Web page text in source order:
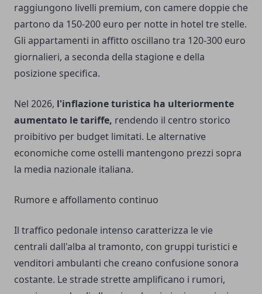
raggiungono livelli premium, con camere doppie che
partono da 150-200 euro per notte in hotel tre stelle.
Gli appartamenti in affitto oscillano tra 120-300 euro
giornalieri, a seconda della stagione e della
posizione specifica.
Nel 2026, l'inflazione turistica ha ulteriormente
aumentato le tariffe, rendendo il centro storico
proibitivo per budget limitati. Le alternative
economiche come ostelli mantengono prezzi sopra
la media nazionale italiana.
Rumore e affollamento continuo
Il traffico pedonale intenso caratterizza le vie
centrali dall'alba al tramonto, con gruppi turistici e
venditori ambulanti che creano confusione sonora
costante. Le strade strette amplificano i rumori,